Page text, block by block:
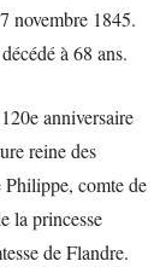
novembre 1845.
à 68 ans.
anniversaire
reine des
comte de
la princesse
de Flandre.